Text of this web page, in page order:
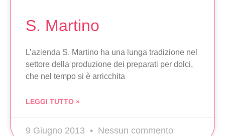
S. Martino
L’azienda S. Martino ha una lunga tradizione nel
settore della produzione dei preparati per dolci,
che nel tempo si è arricchita
LEGGI TUTTO »
9 Giugno 2013 Nessun commento